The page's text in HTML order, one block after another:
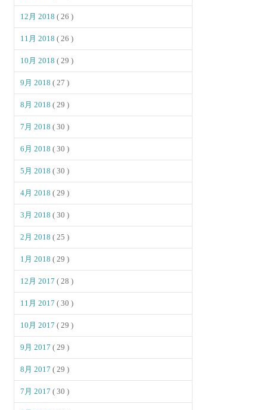
12月 2018( 26 )
11月 2018( 26 )
10月 2018( 29 )
9月 2018( 27 )
8月 2018( 29 )
7月 2018( 30 )
6月 2018( 30 )
5月 2018( 30 )
4月 2018( 29 )
3月 2018( 30 )
2月 2018( 25 )
1月 2018( 29 )
12月 2017( 28 )
11月 2017( 30 )
10月 2017( 29 )
9月 2017( 29 )
8月 2017( 29 )
7月 2017( 30 )